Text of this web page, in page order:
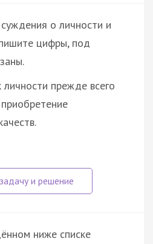
о личности и
цифры, под
личности прежде всего
ниже списке